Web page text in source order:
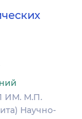
ИМ. М.П.
Научно-